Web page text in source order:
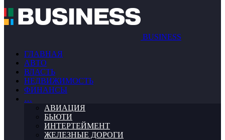
BUSINESS
ГЛАВНАЯ
АВТО
ВЛАСТЬ
НЕДВИЖИМОСТЬ
ФИНАНСЫ
…
АВИАЦИЯ
БЬЮТИ
ИНТЕРТЕЙМЕНТ
ЖЕЛЕЗНЫЕ ДОРОГИ